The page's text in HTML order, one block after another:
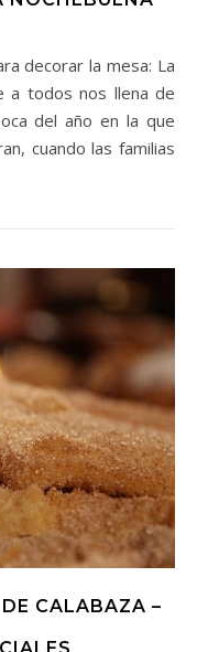
a todos nos llena de
del año en la que
cuando las familias
CALABAZA –